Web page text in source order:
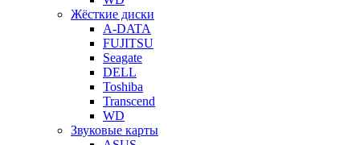
Жёсткие диски
A-DATA
FUJITSU
Seagate
DELL
Toshiba
Transcend
WD
Звуковые карты